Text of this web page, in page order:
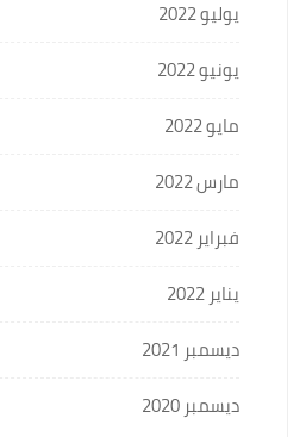
يوليو 2022
يونيو 2022
مايو 2022
مارس 2022
فبراير 2022
يناير 2022
ديسمبر 2021
ديسمبر 2020